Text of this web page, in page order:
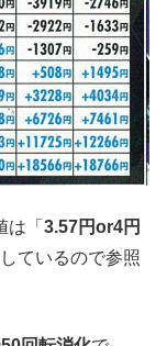
は「 3.57円or4円
ているので参照